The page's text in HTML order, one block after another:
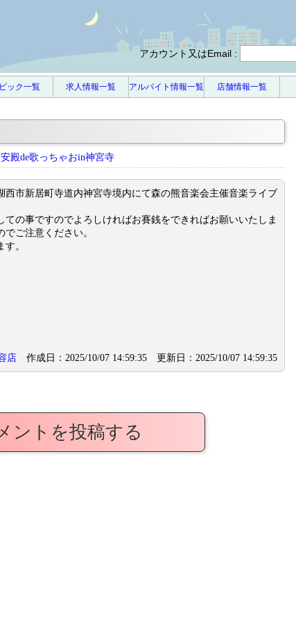
アカウント又はEmail :
ック一覧 求人情報一覧 アルバイト情報一覧 店舗情報一覧
殿de歌っちゃおin神宮寺
西市新居町寺道内神宮寺境内にて森の熊音楽会主催音楽ライブ
の事ですのでよろしければお賽銭をできればお願いいたしま
ご注意ください。
。
店 作成日：2025/10/07 14:59:35 更新日：2025/10/07 14:59:35
ントを投稿する